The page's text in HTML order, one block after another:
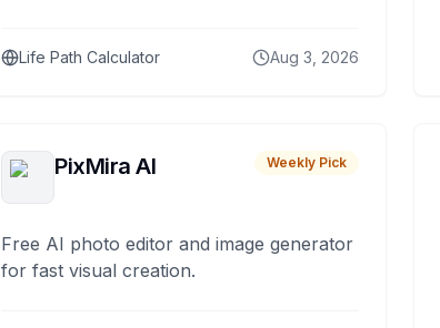
Life Path Calculator Aug 3, 2026
PixMira AI Weekly Pick
Free AI photo editor and image generator
for fast visual creation.